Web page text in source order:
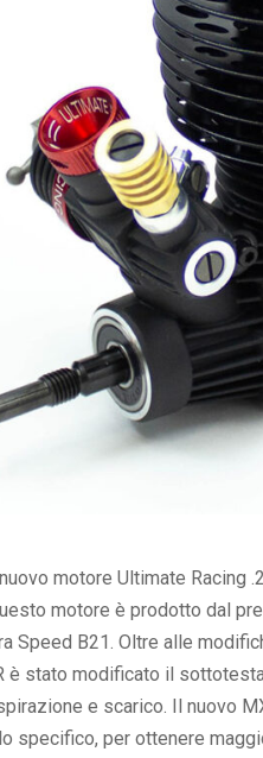
motore Ultimate Racing
motore è prodotto dal
Speed B21. Oltre alle
è stato modificato il
e scarico. Il nuovo
specifico, per ottenere